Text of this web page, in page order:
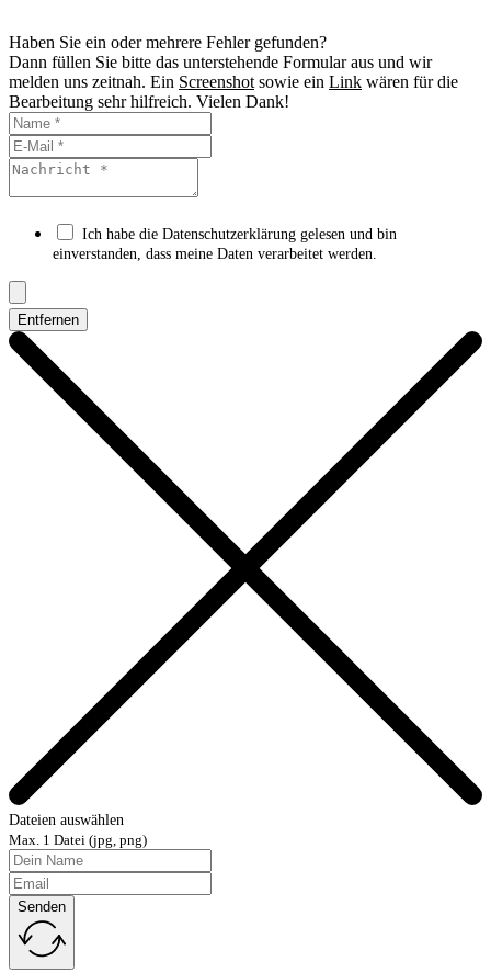
Haben Sie ein oder mehrere Fehler gefunden?
Dann füllen Sie bitte das unterstehende Formular aus und wir
melden uns zeitnah. Ein Screenshot sowie ein Link wären für die
Bearbeitung sehr hilfreich. Vielen Dank!
Ich habe die Datenschutzerklärung gelesen und bin
einverstanden, dass meine Daten verarbeitet werden.
Entfernen
Dateien auswählen
Max. 1 Datei (jpg, png)
Senden